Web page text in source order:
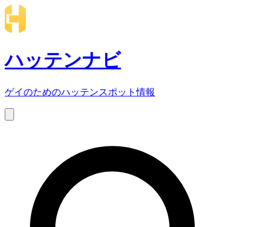
ハッテンナビ
ゲイのためのハッテンスポット情報